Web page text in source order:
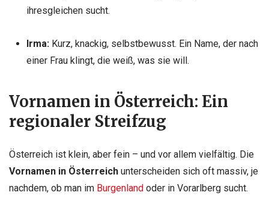
ihresgleichen sucht.
Irma:Kurz, knackig, selbstbewusst. Ein Name, der nach
einer Frau klingt, die weiß, was sie will.
Vornamen in Österreich: Ein
regionaler Streifzug
Österreich ist klein, aber fein – und vor allem vielfältig. Die
Vornamen in Österreich unterscheiden sich oft massiv, je
nachdem, ob man im Burgenland oder in Vorarlberg sucht.